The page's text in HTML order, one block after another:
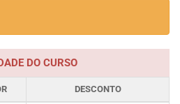
DO CURSO
DESCONTO